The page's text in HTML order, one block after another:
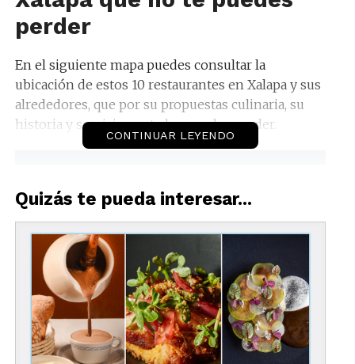
perder
En el siguiente mapa puedes consultar la
ubicación de estos 10 restaurantes en Xalapa y sus
alrededores, que por su propuestas culinaria, su
historia y servicio, no te los puedes perder.
CONTINUAR LEYENDO
Quizás te pueda interesar...